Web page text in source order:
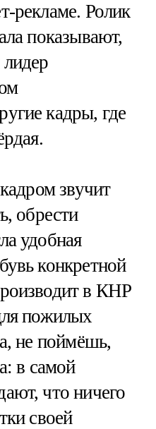
рекламе. Ролик
показывают,
кадры, где
звучит
обрести
удобная
конкретной
в КНР
пожилых
не поймёшь,
в самой
что ничего
своей